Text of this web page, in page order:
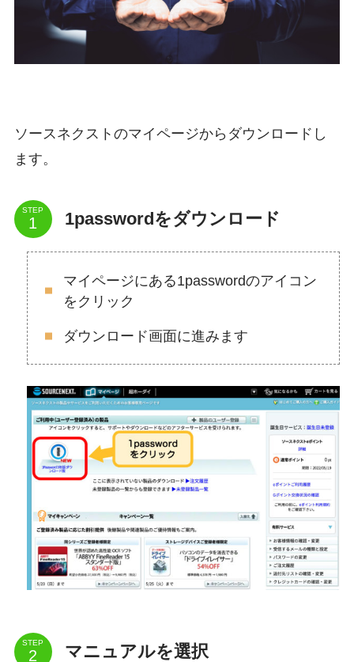
ソースネクストのマイページからダウンロードし
ます。
STEP 1passwordをダウンロード
マイページにある1passwordのアイコン
をクリック
ダウンロード画面に進みます
STEP マニュアルを選択